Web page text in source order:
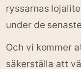
ryssarnas
under de
Och vi kommer
säkerställa att